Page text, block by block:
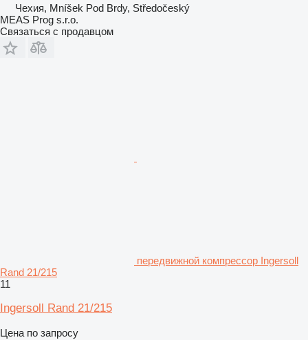
Чехия, Mníšek Pod Brdy, Středočeský
MEAS Prog s.r.o.
Связаться с продавцом
передвижной компрессор Ingersoll
Rand 21/215
11
Ingersoll Rand 21/215
Цена по запросу